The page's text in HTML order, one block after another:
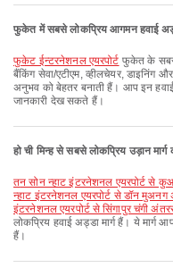
फुकेत में सबसे लोकप्रिय आगमन हवाई
फुकेट ईन्टरनेशनल एयरपोर्ट फुकेत के
बैंकिंग सेवा/एटीएम, व्हीलचेयर, डाइनिंग
अनुभव को बेहतर बनाती हैं। आप इन
जानकारी देख सकते हैं।
हो ची मिन्ह से सबसे लोकप्रिय उड़ान
तन सोन न्हाट इंटरनेशनल एयरपोर्ट से
न्हाट इंटरनेशनल एयरपोर्ट से डॉन मुअनग
इंटरनेशनल एयरपोर्ट से सिंगापुर चंगी
लोकप्रिय हवाई अड्डा मार्ग हैं। ये
हैं।